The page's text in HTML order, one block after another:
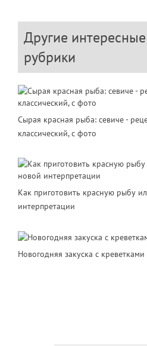
Другие интересные
рубрики
Сырая красная рыба: севиче -
классический, с фото
Как приготовить красную рыбу
интерпретации
Новогодняя закуска с